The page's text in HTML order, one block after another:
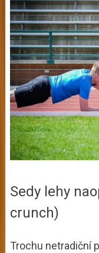
Sedy lehy
crunch)
Trochu netradiční